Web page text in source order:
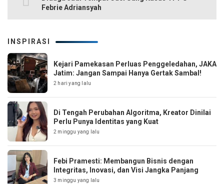
Febrie Adriansyah
INSPIRASI
Kejari Pamekasan Perluas Penggeledahan, JAKA
Jatim: Jangan Sampai Hanya Gertak Sambal!
2 hari yang lalu
Di Tengah Perubahan Algoritma, Kreator Dinilai
Perlu Punya Identitas yang Kuat
2 minggu yang lalu
Febi Pramesti: Membangun Bisnis dengan
Integritas, Inovasi, dan Visi Jangka Panjang
3 minggu yang lalu